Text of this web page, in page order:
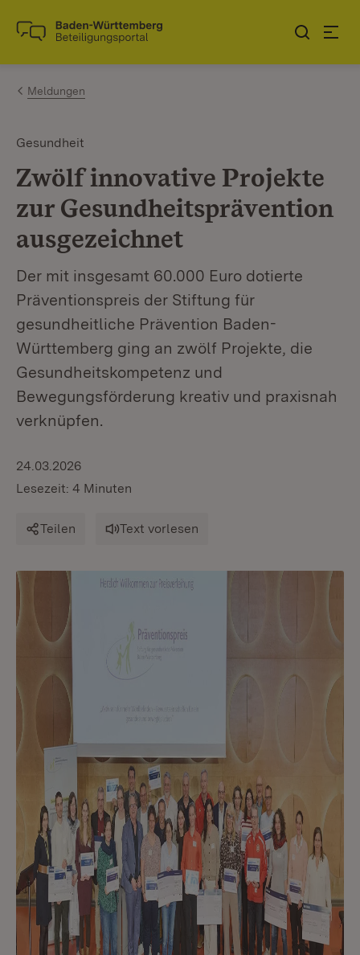
Zum Inhalt springen
Link zur Startseite
Meldungen
Gesundheit
Zwölf innovative Projekte
zur Gesundheitsprävention
ausgezeichnet
Der mit insgesamt 60.000 Euro dotierte
Präventionspreis der Stiftung für
gesundheitliche Prävention Baden-
Württemberg ging an zwölf Projekte, die
Gesundheitskompetenz und
Bewegungsförderung kreativ und praxisnah
verknüpfen.
24.03.2026
Lesezeit: 4 Minuten
Teilen Text vorlesen